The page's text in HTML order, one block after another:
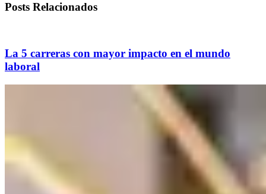
Posts Relacionados
La 5 carreras con mayor impacto en el mundo
laboral